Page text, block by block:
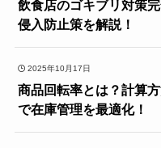
飲食店のゴキブリ対策
侵入防止策を解説！
2025年10月17日
商品回転率とは？計算
で在庫管理を最適化！